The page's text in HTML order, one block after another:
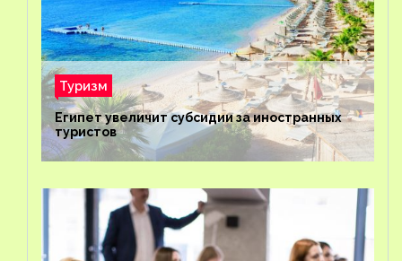
Туризм
Египет увеличит субсидии за иностранных
туристов